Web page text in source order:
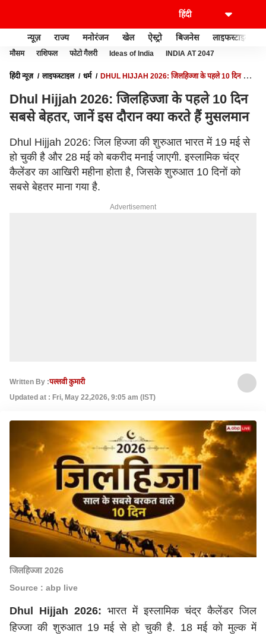
न्यूज़ राज्य मनोरंजन खेल ऐस्ट्रो बिजनेस लाइफस्टाइल
मौसम राशिफल फोटो गैलरी Ideas of India INDIA AT 2047
हिंदी न्यूज़ लाइफस्टाइल धर्म
DHUL HIJJAH 2026: जिलहिज्जा के पहले 10 दिन सबसे
Dhul Hijjah 2026: जिलहिज्जा के पहले 10 दिन
सबसे बेहतर, जानें इस दौरान क्या करते हैं मुसलमान
Dhul Hijjah 2026: जिल हिज्जा की शुरुआत भारत में 19 मई से
हो चुकी है और 28 मई को बकरीद मनाई जाएगी. इस्लामिक चंद्र
कैलेंडर का आखिरी महीना होता है, जिसके शुरुआत 10 दिनों को
सबसे बेहतर माना गया है.
Advertisement
Written By :पल्लवी कुमारी
Updated at : Fri, May 22,2026, 9:05 am (IST)
जिलहिज्जा 2026
Source : abp live
Dhul Hijjah 2026: भारत में इस्लामिक चंद्र कैलेंडर जिल
हिज्जा की शुरुआत 19 मई से हो चुकी है. 18 मई को मुल्क में